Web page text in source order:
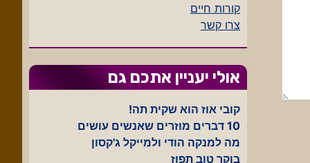
קורות חיים
צרו קשר
אולי יעניין אתכם גם
קובי אוז הוא שקית תה!
10 דברים מוזרים שאנשים עושים
מה למנקה הודי ולמייקל ג'קסון
בוקר טוב תפוז